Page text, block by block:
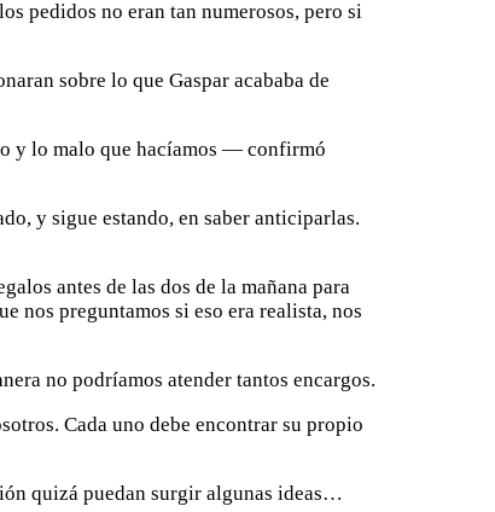
pedidos no eran tan numerosos, pero si
sobre lo que Gaspar acababa de
y lo malo que hacíamos — confirmó
y sigue estando, en saber anticiparlas.
antes de las dos de la mañana para
nos preguntamos si eso era realista, nos
no podríamos atender tantos encargos.
Cada uno debe encontrar su propio
quizá puedan surgir algunas ideas…